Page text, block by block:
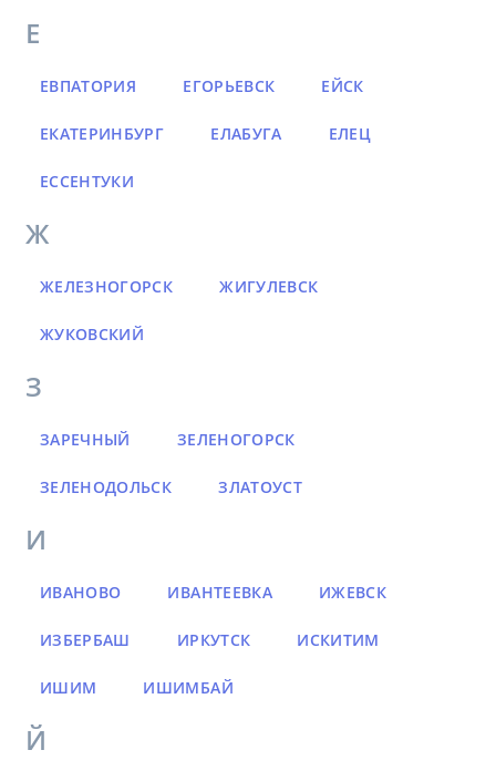
Е
ЕВПАТОРИЯ ЕГОРЬЕВСК ЕЙСК
ЕКАТЕРИНБУРГ ЕЛАБУГА ЕЛЕЦ
ЕССЕНТУКИ
Ж
ЖЕЛЕЗНОГОРСК ЖИГУЛЕВСК
ЖУКОВСКИЙ
З
ЗАРЕЧНЫЙ ЗЕЛЕНОГОРСК
ЗЕЛЕНОДОЛЬСК ЗЛАТОУСТ
И
ИВАНОВО ИВАНТЕЕВКА ИЖЕВСК
ИЗБЕРБАШ ИРКУТСК ИСКИТИМ
ИШИМ ИШИМБАЙ
Й